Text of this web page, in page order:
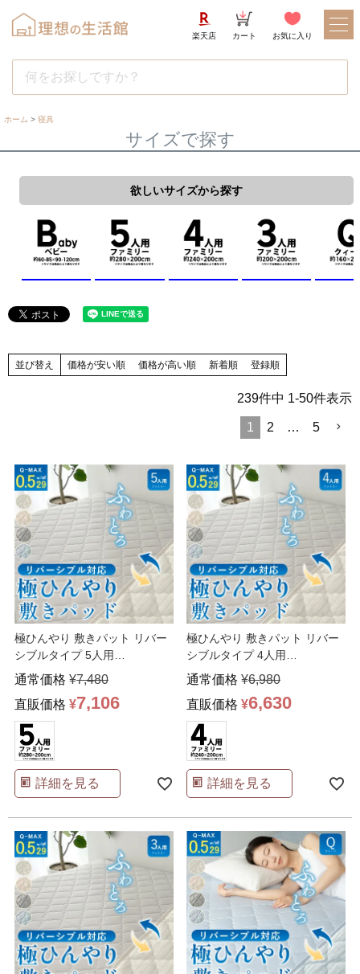
楽天店 カート お気に入り
ホーム 寝具
サイズで探す
欲しいサイズから探す
並び替え 価格が安い順 価格が高い順 新着順 登録順
239件中 1-50件表示
1 2 … 5
極ひんやり 敷きパット リバー
シブルタイプ 5人用
280×200cm 吸湿 冷
通常価格 ¥7,480
直販価格 ¥7,106
詳細を見る
極ひんやり 敷きパット リバー
シブルタイプ 4人用
240×200cm 吸湿…
通常価格 ¥6,980
直販価格 ¥6,630
詳細を見る